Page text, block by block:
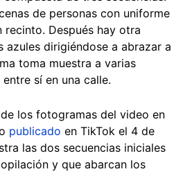
de personas con uniforme
recinto. Después hay otra
azules dirigiéndose a abrazar a
toma muestra a varias
sí en una calle.
los fotogramas del video en
publicado en TikTok el 4 de
las dos secuencias iniciales
y que abarcan los